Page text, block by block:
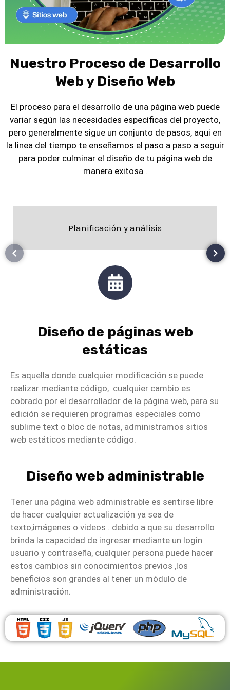
Experiencia del Usuario (UX) al Frente: Un
sitio web debe ser intuitivo y fácil de
experiencia de usuario agradable y accesible
que garantice que tus visitantes se queden
más tiempo y conviertan.
Optimizado para SEO:Un gran diseño web
va más allá de lo estético. Nuestros sitios
no solo capturan la atención, sino que
también están optimizados para motores de
búsqueda, aumentando la visibilidad de tu
negocio en Google y otros buscadores.
sitio web se vea y funcione perfectamente
responsivos aseguran que tu sitio sea
accesible desde cualquier dispositivo, en
cualquier momento.
Soporte Continuo:Nuestra relación con los
en línea. Ofrecemos soporte continuo y
mantenimiento del sitio web para asegurar
que tu inversión continúe rindiendo al
¡Tu Éxito en Línea Comienza Aquí!
Si buscas un servicio de diseño de páginas web
que realmente marque la diferencia, contacta a
El Creativo Web. No solo construiremos tu sitio
web, sino que crearemos una herramienta
Visita nuestro sitio webwww.elcreativoweb.com
Nuestro Proceso de Desarrollo
Web y Diseño Web
El proceso para el desarrollo de una página web puede
variar según las necesidades específicas del proyecto,
pero generalmente sigue un conjunto de pasos, aqui en
la linea del tiempo te enseñamos el paso a paso a seguir
para poder culminar el diseño de tu página web de
manera exitosa .
Planificación y análisis
Diseño de páginas web
estáticas
Es aquella donde cualquier modificación se puede
realizar mediante código, cualquier cambio es
cobrado por el desarrollador de la página web, para su
edición se requieren programas especiales como
sublime text o bloc de notas, administramos sitios
web estáticos mediante código.
Diseño web administrable
Tener una página web administrable es sentirse libre
de hacer cualquier actualización ya sea de
texto,imágenes o videos . debido a que su desarrollo
brinda la capacidad de ingresar mediante un login
usuario y contraseña, cualquier persona puede hacer
estos cambios sin conocimientos previos ,los
beneficios son grandes al tener un módulo de
administración.